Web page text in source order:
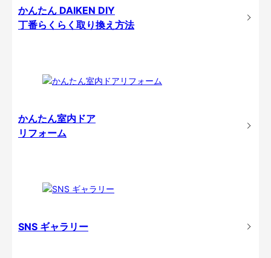
かんたん DAIKEN DIY
丁番らくらく取り換え方法
かんたん室内ドア
リフォーム
SNS ギャラリー